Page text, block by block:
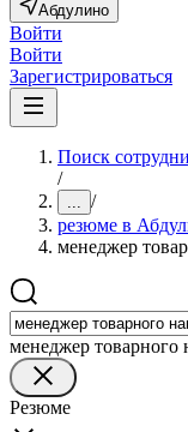
Абдулино
Войти
Войти
Зарегистрироваться
Поиск
/
... /
резюме в
менеджер
менеджер товарного
Резюме